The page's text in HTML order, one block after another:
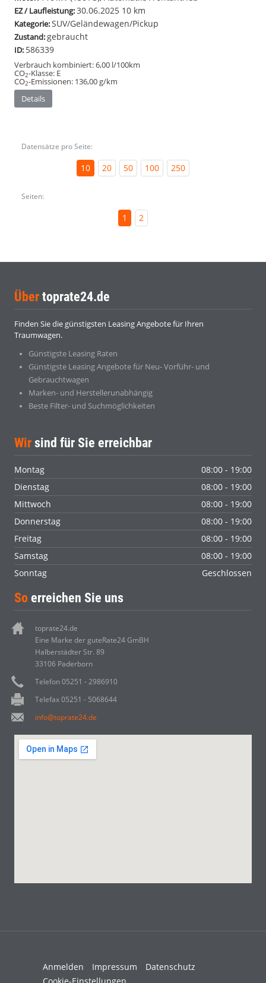
EZ / Laufleistung:30.06.2025 10 km
Kategorie:SUV/Geländewagen/Pickup
Zustand:gebraucht
ID: 586339
Verbrauch kombiniert:6,00 l/100km
CO2-Klasse: E
CO2-Emissionen: 136,00 g/km
Details
Datensätze pro Seite:
10 20 50 100 250
Seiten:
1 2
Über toprate24.de
Finden Sie die günstigsten Leasing Angebote für Ihren
Traumwagen.
Günstigste Leasing Raten
Günstigste Leasing Angebote für Neu- Vorführ- und
Gebrauchtwagen
Marken- und Herstellerunabhängig
Beste Filter- und Suchmöglichkeiten
Wir sind für Sie erreichbar
Montag
08:00 - 19:00
Dienstag
08:00 - 19:00
Mittwoch
08:00 - 19:00
Donnerstag
08:00 - 19:00
Freitag
08:00 - 19:00
Samstag
08:00 - 19:00
Sonntag
Geschlossen
So erreichen Sie uns
toprate24.de
Eine Marke der guteRate24 GmBH
Halberstädter Str. 89
33106 Paderborn
Telefon 05251 - 2986910
Telefax 05251 - 5068644
info@toprate24.de
Anmelden Impressum
Datenschutz